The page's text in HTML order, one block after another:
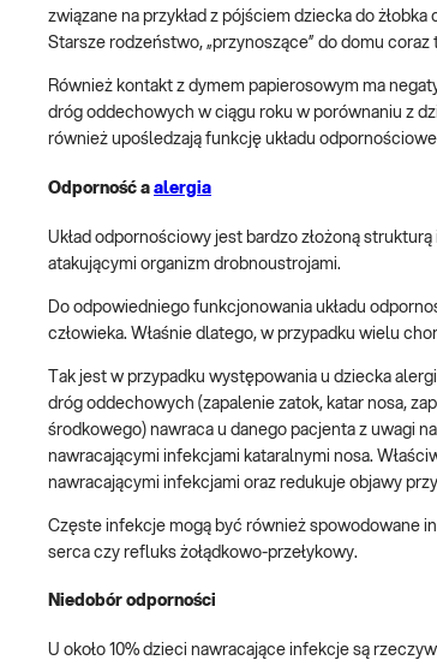
związane na przykład z pójściem dziecka do
Starsze rodzeństwo, „przynoszące” do domu
Również kontakt z dymem papierosowym ma
dróg oddechowych w ciągu roku w porównaniu z
również upośledzają funkcję układu
Odporność a alergia
Układ odpornościowy jest bardzo złożoną
atakującymi organizm drobnoustrojami.
Do odpowiedniego funkcjonowania układu
człowieka. Właśnie dlatego, w przypadku wielu
Tak jest w przypadku występowania u dziecka
dróg oddechowych (zapalenie zatok, katar nosa,
środkowego) nawraca u danego pacjenta z uwagi
nawracającymi infekcjami kataralnymi nosa.
nawracającymi infekcjami oraz redukuje objawy
Częste infekcje mogą być również spowodowane
serca czy refluks żołądkowo-przełykowy.
Niedobór odporności
U około 10% dzieci nawracające infekcje są